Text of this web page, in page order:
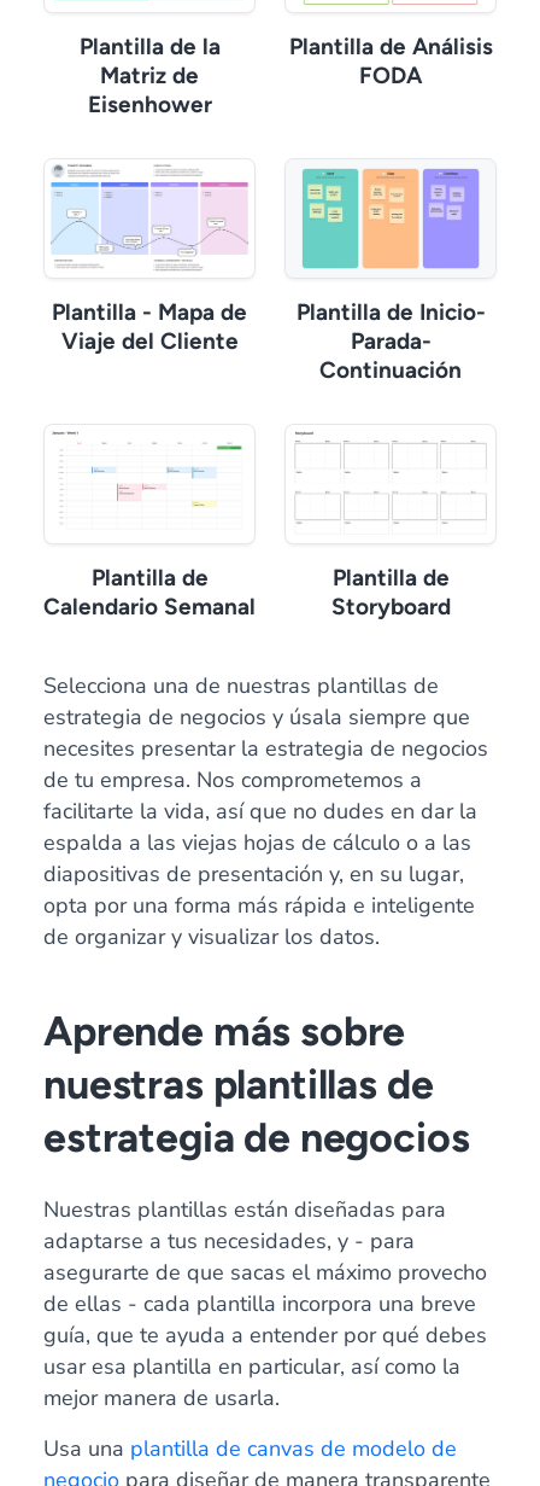
Plantilla de la
Matriz de
Eisenhower
Plantilla de Análisis
FODA
Plantilla - Mapa de
Viaje del Cliente
Plantilla de Inicio-
Parada-
Continuación
Plantilla de
Calendario Semanal
Plantilla de
Storyboard
Selecciona una de nuestras plantillas de
estrategia de negocios y úsala siempre que
necesites presentar la estrategia de negocios
de tu empresa. Nos comprometemos a
facilitarte la vida, así que no dudes en dar la
espalda a las viejas hojas de cálculo o a las
diapositivas de presentación y, en su lugar,
opta por una forma más rápida e inteligente
de organizar y visualizar los datos.
Aprende más sobre
nuestras plantillas de
estrategia de negocios
Nuestras plantillas están diseñadas para
adaptarse a tus necesidades, y - para
asegurarte de que sacas el máximo provecho
de ellas - cada plantilla incorpora una breve
guía, que te ayuda a entender por qué debes
usar esa plantilla en particular, así como la
mejor manera de usarla.
Usa una plantilla de canvas de modelo de
negocio para diseñar de manera transparente